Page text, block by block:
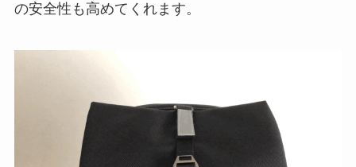
の安全性も高めてくれます。